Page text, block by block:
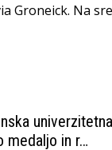
Groneick. Na
medaljo in r…